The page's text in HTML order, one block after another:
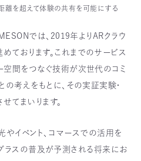
離を超えて体験の共有を可能にする
では、2019年よりARクラウ
ております。これまでのサービス
空間をつなぐ技術が次世代のコミ
の考えをもとに、その実証実験・
てまいります。
イベント、コマースでの活用を
スの普及が予測される将来にお